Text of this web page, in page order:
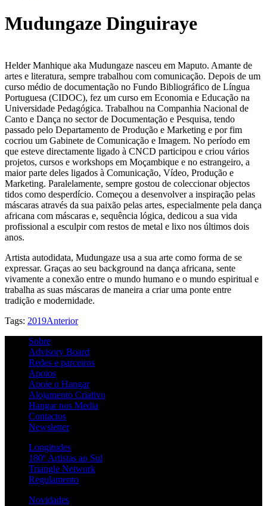
Mudungaze Dinguiraye
Helder Manhique aka Mudungaze nasceu em Maputo. Amante de
artes e literatura, sempre trabalhou com comunicação. Depois de um
curso médio de documentação no Fundo Bibliográfico de Língua
Portuguesa (CIDOC), fez um curso em Economia e Educação na
Universidade Pedagógica. Trabalhou na Companhia Nacional de
Canto e Dança no sector de Documentação e Pesquisa, tendo
passado pelo Departamento de Produção e Marketing e por fim
cocriou um Gabinete de Comunicação e Imagem. No período em
que esteve directamente ligado à CNCD participou e criou vários
projetos, cursos e workshops em Moçambique e no estrangeiro, a
maior parte deles ligados à Comunicação, Vídeo, Produção e
Marketing. Paralelamente, sempre gostou de coleccionar objectos
tidos como desperdício. Começou a desenvolver a inspiração pelas
máscaras através da sua paixão pelas artes, especialmente pela dança
africana com máscaras e, sequência lógica, dedicou a sua vida
profissional a esculpir com restos de metal e lixo nos últimos dois
anos.
Artista autodidata, Mudungaze usa a sua arte como forma de se
expressar. Graças ao seu background na dança africana, sente
vivamente a conexão entre o mundo humano e o mundo espiritual e
trabalha as suas máscaras de maneira a criar uma ponte entre
tradição e modernidade.
Tags: 2019Anterior
Sobre
Advisory Board
Redes e parceiros
Apoios
Apoie o Hangar
Alojamento Criativo
Hangar nos Media
Contactos
Newsletter
Longitudes
180º Artistas ao Sul
Triangle Network
Regulamento
Novidades